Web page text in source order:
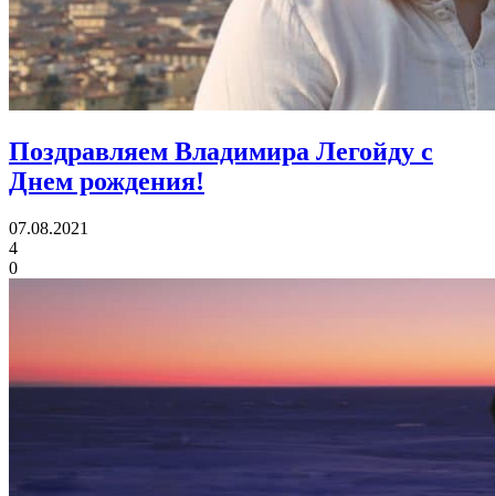
Поздравляем Владимира Легойду с
Днем рождения!
07.08.2021
4
0